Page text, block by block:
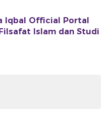
Iqbal Official Portal
Islam dan Studi